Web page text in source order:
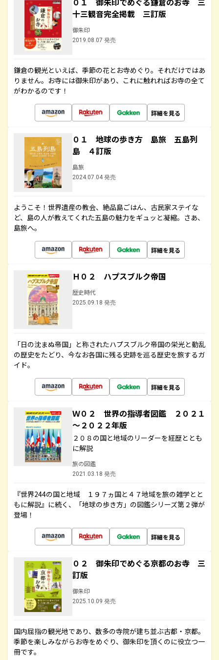
十三観音完全掲載 三訂版
御朱印
2019.08.07 発売
鎌倉の観光といえば、季節の花とお寺めぐり。それだけではあ
りません。お寺には御朱印があり、これに触れればお寺の全て
がわかるのです！
詳細を見る
０１ 地球の歩き方 島旅 五島列
島 ４訂版
島旅
2024.07.04 発売
ようこそ！世界遺産の教会、絶品島ごはん、古民家ステイな
ど、島の人が教えてくれた五島の魅力をギュッと凝縮。さあ、
島旅へ。
詳細を見る
Ｈ０２ ハプスブルク帝国
歴史時代
2025.09.18 発売
「日の沈まぬ帝国」と称されたハプスブルク帝国の栄光と動乱
の歴史をたどり、今なお各国に残る史跡を巡る歴史を旅するガ
イド。
詳細を見る
Ｗ０２ 世界の指導者図鑑 ２０２１
～２０２２年版
２０８の国と地域のリーダーを経歴ととも
に解説
旅の図鑑
2021.03.18 発売
『世界244の国と地域 １９７ヵ国と４７地域を旅の雑学とと
もに解説』に続く、「地球の歩き方」の図鑑シリーズ第２弾が
登場！
詳細を見る
０２ 御朱印でめぐる京都のお寺 三
訂版
御朱印
2025.10.09 発売
国内屈指の観光地であり、数多の寺院が建ち並ぶ古都・京都。
季節を楽しみながらお寺をめぐり、御朱印を頂くのに役立つ一
冊です。